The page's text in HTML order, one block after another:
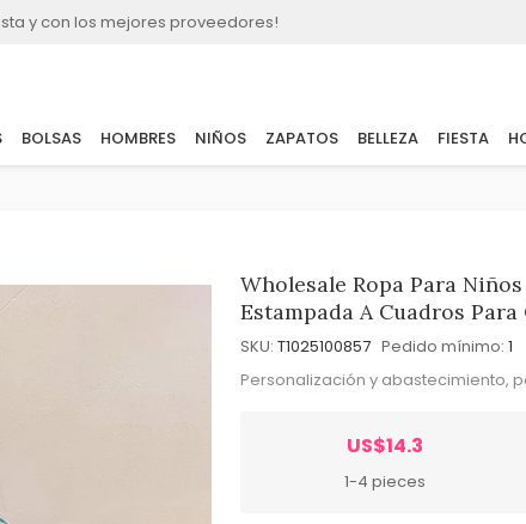
y con los mejores proveedores!
BOLSAS HOMBRES NIÑOS ZAPATOS BELLEZA FIESTA
Wholesale Ropa Para
Estampada A Cuadros
SKU: T1025100857 Pedido mínimo: 1
Personalización y abastecimiento,
US$14.3
1-4 pieces